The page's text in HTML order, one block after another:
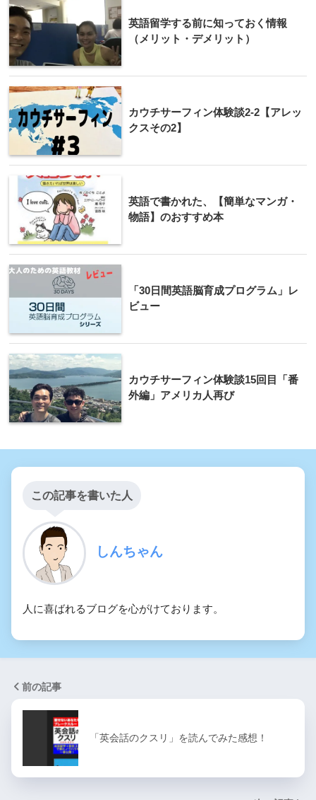
英語留学する前に知っておく情報
（メリット・デメリット）
カウチサーフィン体験談2-2【アレッ
クスその2】
英語で書かれた、【簡単なマンガ・
物語】のおすすめ本
「30日間英語脳育成プログラム」レ
ビュー
カウチサーフィン体験談15回目「番
外編」アメリカ人再び
この記事を書いた人
しんちゃん
人に喜ばれるブログを心がけております。
前の記事
「英会話のクスリ」を読んでみた感想！